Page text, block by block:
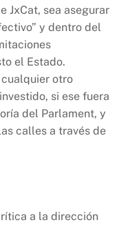
JxCat, sea asegurar
y dentro del
el Estado.
otro
si ese fuera
del Parlament, y
calles a través de
a la dirección